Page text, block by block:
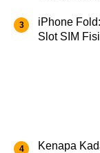
iPhone
Slot SIM
Kenapa